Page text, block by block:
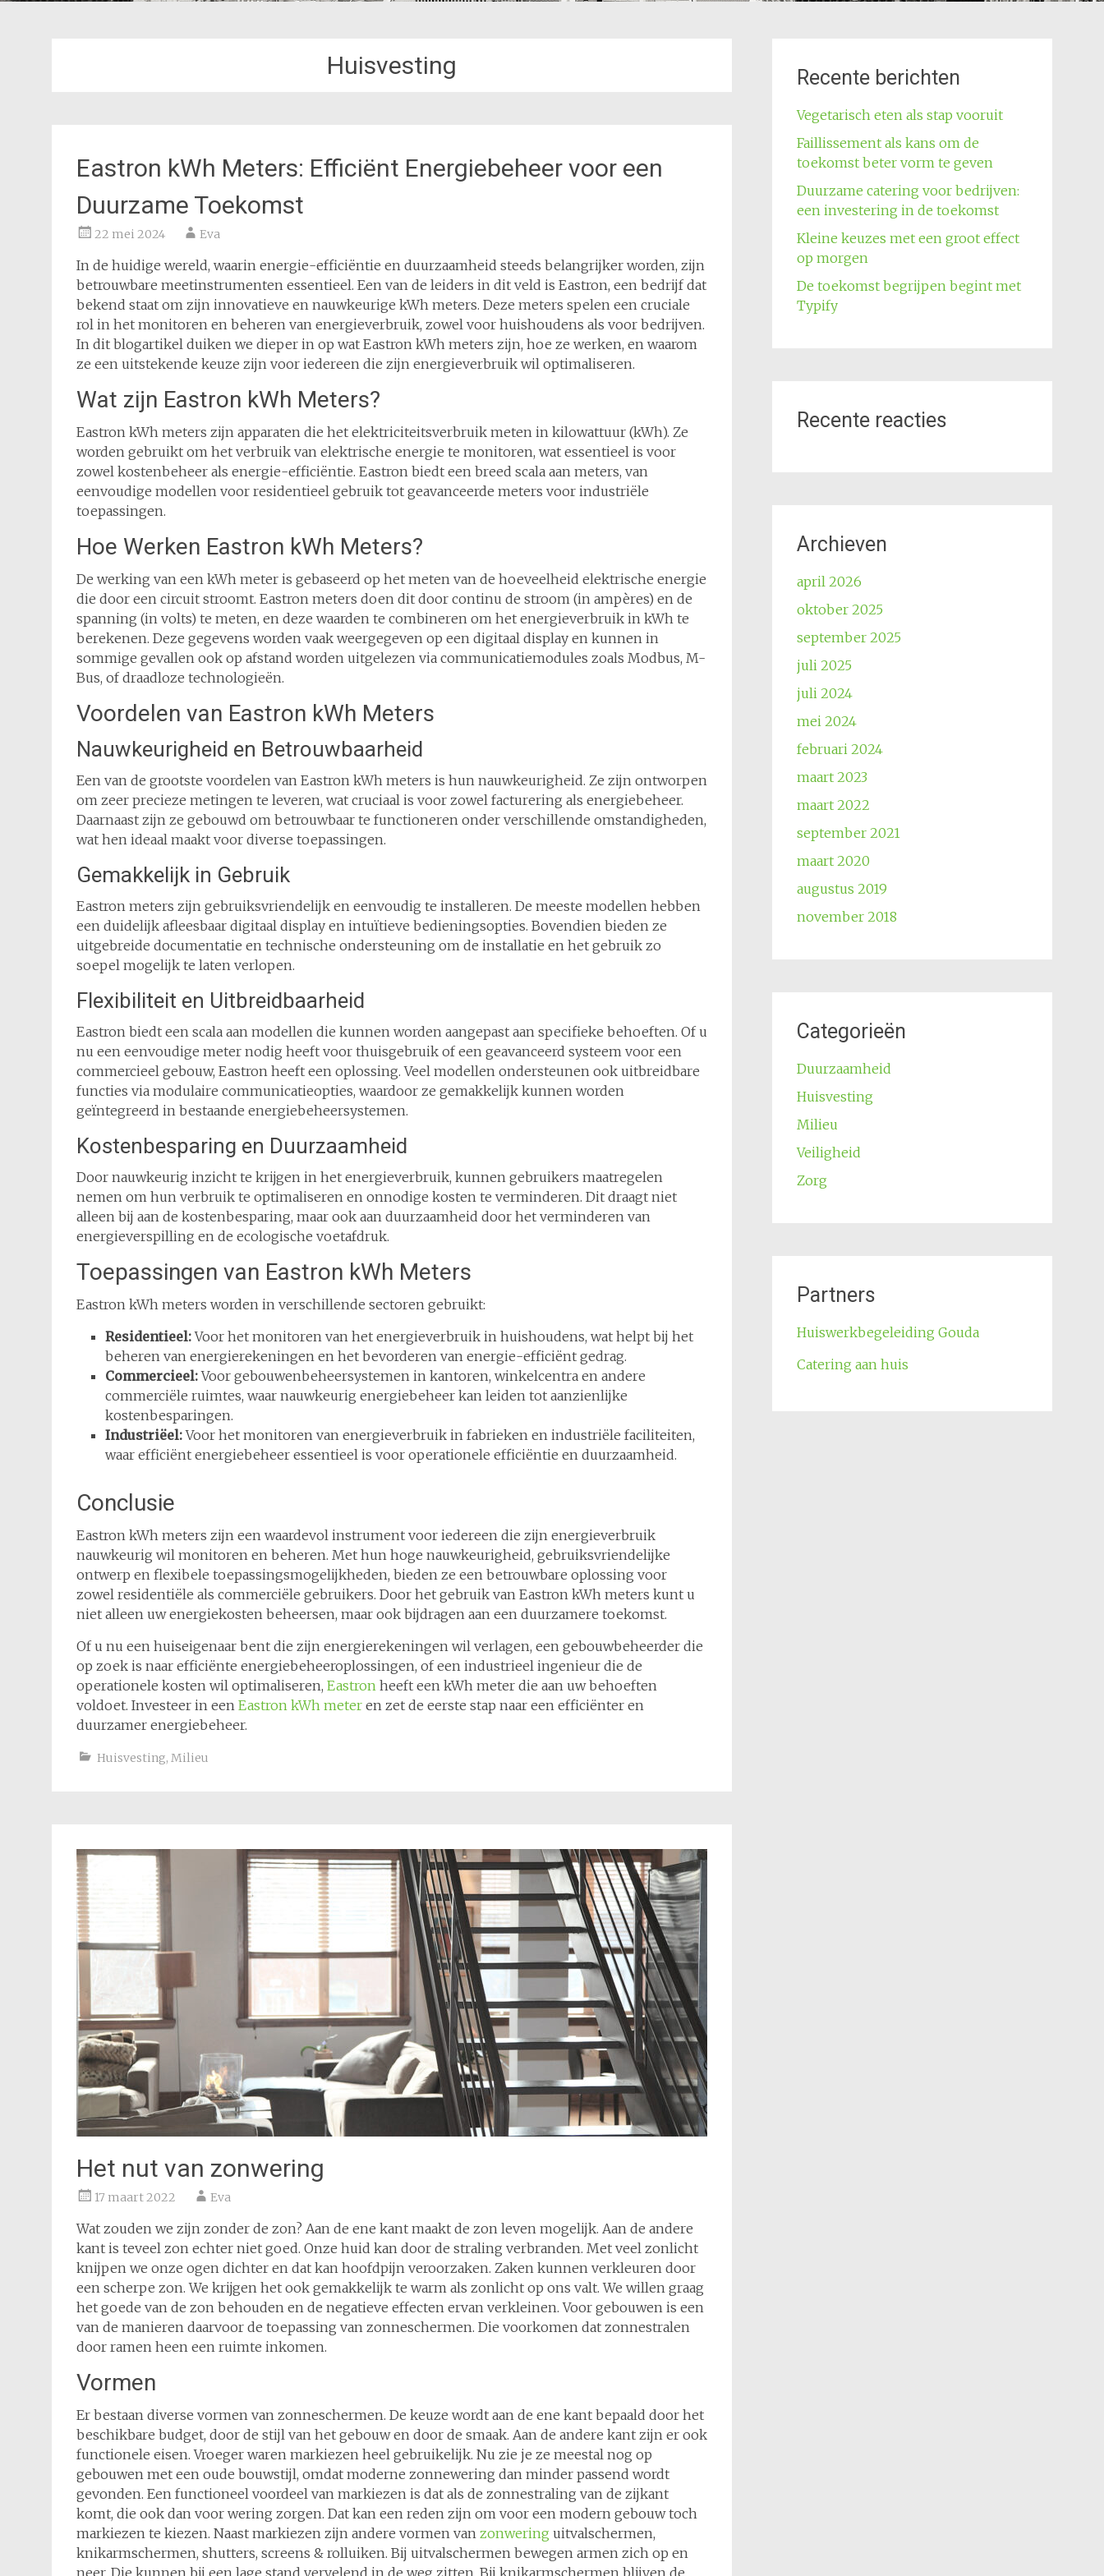
Huisvesting
Eastron kWh Meters: Efficiënt Energiebeheer voor een
Duurzame Toekomst
22 mei 2024 Eva
In de huidige wereld, waarin energie-efficiëntie en duurzaamheid steeds belangrijker worden, zijn
betrouwbare meetinstrumenten essentieel. Een van de leiders in dit veld is Eastron, een bedrijf dat
bekend staat om zijn innovatieve en nauwkeurige kWh meters. Deze meters spelen een cruciale
rol in het monitoren en beheren van energieverbruik, zowel voor huishoudens als voor bedrijven.
In dit blogartikel duiken we dieper in op wat Eastron kWh meters zijn, hoe ze werken, en waarom
ze een uitstekende keuze zijn voor iedereen die zijn energieverbruik wil optimaliseren.
Wat zijn Eastron kWh Meters?
Eastron kWh meters zijn apparaten die het elektriciteitsverbruik meten in kilowattuur (kWh). Ze
worden gebruikt om het verbruik van elektrische energie te monitoren, wat essentieel is voor
zowel kostenbeheer als energie-efficiëntie. Eastron biedt een breed scala aan meters, van
eenvoudige modellen voor residentieel gebruik tot geavanceerde meters voor industriële
toepassingen.
Hoe Werken Eastron kWh Meters?
De werking van een kWh meter is gebaseerd op het meten van de hoeveelheid elektrische energie
die door een circuit stroomt. Eastron meters doen dit door continu de stroom (in ampères) en de
spanning (in volts) te meten, en deze waarden te combineren om het energieverbruik in kWh te
berekenen. Deze gegevens worden vaak weergegeven op een digitaal display en kunnen in
sommige gevallen ook op afstand worden uitgelezen via communicatiemodules zoals Modbus, M-
Bus, of draadloze technologieën.
Voordelen van Eastron kWh Meters
Nauwkeurigheid en Betrouwbaarheid
Een van de grootste voordelen van Eastron kWh meters is hun nauwkeurigheid. Ze zijn ontworpen
om zeer precieze metingen te leveren, wat cruciaal is voor zowel facturering als energiebeheer.
Daarnaast zijn ze gebouwd om betrouwbaar te functioneren onder verschillende omstandigheden,
wat hen ideaal maakt voor diverse toepassingen.
Gemakkelijk in Gebruik
Eastron meters zijn gebruiksvriendelijk en eenvoudig te installeren. De meeste modellen hebben
een duidelijk afleesbaar digitaal display en intuïtieve bedieningsopties. Bovendien bieden ze
uitgebreide documentatie en technische ondersteuning om de installatie en het gebruik zo
soepel mogelijk te laten verlopen.
Flexibiliteit en Uitbreidbaarheid
Eastron biedt een scala aan modellen die kunnen worden aangepast aan specifieke behoeften. Of u
nu een eenvoudige meter nodig heeft voor thuisgebruik of een geavanceerd systeem voor een
commercieel gebouw, Eastron heeft een oplossing. Veel modellen ondersteunen ook uitbreidbare
functies via modulaire communicatieopties, waardoor ze gemakkelijk kunnen worden
geïntegreerd in bestaande energiebeheersystemen.
Kostenbesparing en Duurzaamheid
Door nauwkeurig inzicht te krijgen in het energieverbruik, kunnen gebruikers maatregelen
nemen om hun verbruik te optimaliseren en onnodige kosten te verminderen. Dit draagt niet
alleen bij aan de kostenbesparing, maar ook aan duurzaamheid door het verminderen van
energieverspilling en de ecologische voetafdruk.
Toepassingen van Eastron kWh Meters
Eastron kWh meters worden in verschillende sectoren gebruikt:
Residentieel:Voor het monitoren van het energieverbruik in huishoudens, wat helpt bij het
beheren van energierekeningen en het bevorderen van energie-efficiënt gedrag.
Commercieel:Voor gebouwenbeheersystemen in kantoren, winkelcentra en andere
commerciële ruimtes, waar nauwkeurig energiebeheer kan leiden tot aanzienlijke
kostenbesparingen.
Industriëel:Voor het monitoren van energieverbruik in fabrieken en industriële faciliteiten,
waar efficiënt energiebeheer essentieel is voor operationele efficiëntie en duurzaamheid.
Conclusie
Eastron kWh meters zijn een waardevol instrument voor iedereen die zijn energieverbruik
nauwkeurig wil monitoren en beheren. Met hun hoge nauwkeurigheid, gebruiksvriendelijke
ontwerp en flexibele toepassingsmogelijkheden, bieden ze een betrouwbare oplossing voor
zowel residentiële als commerciële gebruikers. Door het gebruik van Eastron kWh meters kunt u
niet alleen uw energiekosten beheersen, maar ook bijdragen aan een duurzamere toekomst.
Of u nu een huiseigenaar bent die zijn energierekeningen wil verlagen, een gebouwbeheerder die
op zoek is naar efficiënte energiebeheeroplossingen, of een industrieel ingenieur die de
operationele kosten wil optimaliseren, Eastron heeft een kWh meter die aan uw behoeften
voldoet. Investeer in een Eastron kWh meter en zet de eerste stap naar een efficiënter en
duurzamer energiebeheer.
Huisvesting, Milieu
Het nut van zonwering
17 maart 2022 Eva
Wat zouden we zijn zonder de zon? Aan de ene kant maakt de zon leven mogelijk. Aan de andere
kant is teveel zon echter niet goed. Onze huid kan door de straling verbranden. Met veel zonlicht
knijpen we onze ogen dichter en dat kan hoofdpijn veroorzaken. Zaken kunnen verkleuren door
een scherpe zon. We krijgen het ook gemakkelijk te warm als zonlicht op ons valt. We willen graag
het goede van de zon behouden en de negatieve effecten ervan verkleinen. Voor gebouwen is een
van de manieren daarvoor de toepassing van zonneschermen. Die voorkomen dat zonnestralen
door ramen heen een ruimte inkomen.
Vormen
Er bestaan diverse vormen van zonneschermen. De keuze wordt aan de ene kant bepaald door het
beschikbare budget, door de stijl van het gebouw en door de smaak. Aan de andere kant zijn er ook
functionele eisen. Vroeger waren markiezen heel gebruikelijk. Nu zie je ze meestal nog op
gebouwen met een oude bouwstijl, omdat moderne zonnewering dan minder passend wordt
gevonden. Een functioneel voordeel van markiezen is dat als de zonnestraling van de zijkant
komt, die ook dan voor wering zorgen. Dat kan een reden zijn om voor een modern gebouw toch
markiezen te kiezen. Naast markiezen zijn andere vormen van zonwering uitvalschermen,
knikarmschermen, shutters, screens & rolluiken. Bij uitvalschermen bewegen armen zich op en
neer. Die kunnen bij een lage stand vervelend in de weg zitten. Bij knikarmschermen blijven de
Recente berichten
Vegetarisch eten als stap vooruit
Faillissement als kans om de
toekomst beter vorm te geven
Duurzame catering voor bedrijven:
een investering in de toekomst
Kleine keuzes met een groot effect
op morgen
De toekomst begrijpen begint met
Typify
Recente reacties
Archieven
april 2026
oktober 2025
september 2025
juli 2025
juli 2024
mei 2024
februari 2024
maart 2023
maart 2022
september 2021
maart 2020
augustus 2019
november 2018
Categorieën
Duurzaamheid
Huisvesting
Milieu
Veiligheid
Zorg
Partners
Huiswerkbegeleiding Gouda
Catering aan huis